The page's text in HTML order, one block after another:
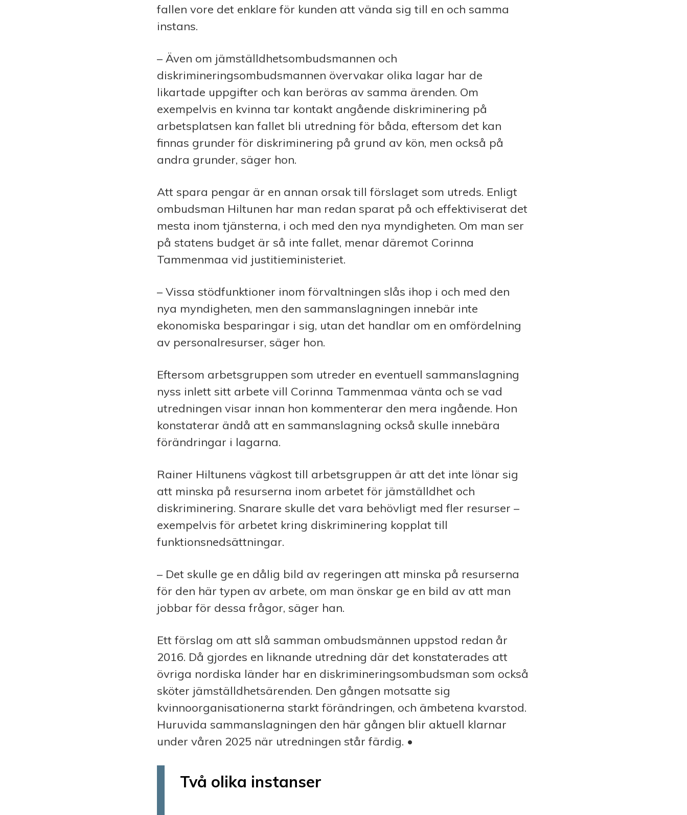
fallen vore det enklare för kunden att vända sig till en och samma
instans.
– Även om jämställdhetsombudsmannen och
diskrimineringsombudsmannen övervakar olika lagar har de
likartade uppgifter och kan beröras av samma ärenden. Om
exempelvis en kvinna tar kontakt angående diskriminering på
arbetsplatsen kan fallet bli utredning för båda, eftersom det kan
finnas grunder för diskriminering på grund av kön, men också på
andra grunder, säger hon.
Att spara pengar är en annan orsak till förslaget som utreds. Enligt
ombudsman Hiltunen har man redan sparat på och effektiviserat det
mesta inom tjänsterna, i och med den nya myndigheten. Om man ser
på statens budget är så inte fallet, menar däremot Corinna
Tammenmaa vid justitieministeriet.
– Vissa stödfunktioner inom förvaltningen slås ihop i och med den
nya myndigheten, men den sammanslagningen innebär inte
ekonomiska besparingar i sig, utan det handlar om en omfördelning
av personalresurser, säger hon.
Eftersom arbetsgruppen som utreder en eventuell sammanslagning
nyss inlett sitt arbete vill Corinna Tammenmaa vänta och se vad
utredningen visar innan hon kommenterar den mera ingående. Hon
konstaterar ändå att en sammanslagning också skulle innebära
förändringar i lagarna.
Rainer Hiltunens vägkost till arbetsgruppen är att det inte lönar sig
att minska på resurserna inom arbetet för jämställdhet och
diskriminering. Snarare skulle det vara behövligt med fler resurser –
exempelvis för arbetet kring diskriminering kopplat till
funktionsnedsättningar.
– Det skulle ge en dålig bild av regeringen att minska på resurserna
för den här typen av arbete, om man önskar ge en bild av att man
jobbar för dessa frågor, säger han.
Ett förslag om att slå samman ombudsmännen uppstod redan år
2016. Då gjordes en liknande utredning där det konstaterades att
övriga nordiska länder har en diskrimineringsombudsman som också
sköter jämställdhetsärenden. Den gången motsatte sig
kvinnoorganisationerna starkt förändringen, och ämbetena kvarstod.
Huruvida sammanslagningen den här gången blir aktuell klarnar
under våren 2025 när utredningen står färdig. •
Två olika instanser